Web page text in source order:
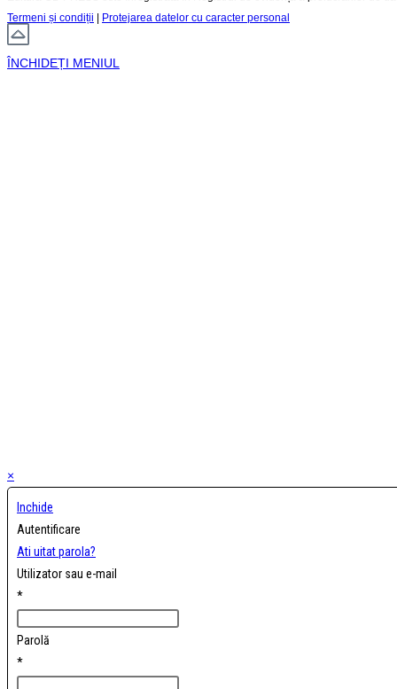
Termeni și condiții
Protejarea datelor cu caracter personal
ÎNCHIDEȚI MENIUL
×
Inchide
Autentificare
Ati uitat parola?
Utilizator sau e-mail
*
Parolă
*